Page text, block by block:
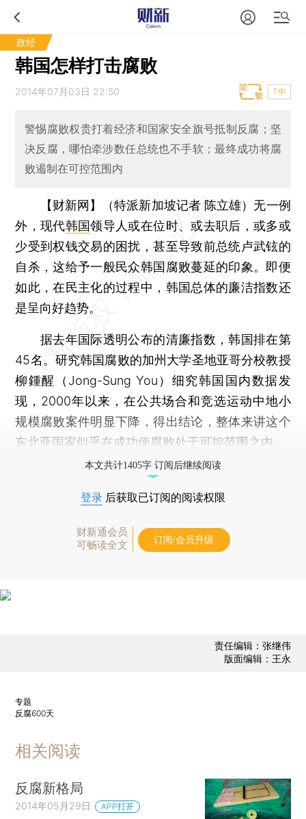
政经
韩国怎样打击腐败
2014年07月03日 22:50 T中
警惕腐败权贵打着经济和国家安全旗号抵制反腐；坚
决反腐，哪怕牵涉数任总统也不手软；最终成功将腐
败遏制在可控范围内
【财新网】（特派新加坡记者 陈立雄） 无一例
外，现代韩国领导人或在位时、或去职后，或多或
少受到权钱交易的困扰，甚至导致前总统卢武铉的
自杀，这给予一般民众韩国腐败蔓延的印象。即便
如此，在民主化的过程中，韩国总体的廉洁指数还
是呈向好趋势。
据去年国际透明公布的清廉指数，韩国排在第
45名。研究韩国腐败的加州大学圣地亚哥分校教授
柳鍾醒（Jong-Sung You）细究韩国国内数据发
现，2000年以来，在公共场合和竞选运动中地小
规模腐败案件明显下降，得出结论，整体来讲这个
东北亚国家似乎在成功使腐败处于可控范围之内。
本文共计1405字 订阅后继续阅读
登录 后获取已订阅的阅读权限
财新通会员
可畅读全文
订阅/会员升级
责任编辑：张继伟
版面编辑：王永
专题
反腐600天
相关阅读
反腐新格局
2014年05月29日 APP打开